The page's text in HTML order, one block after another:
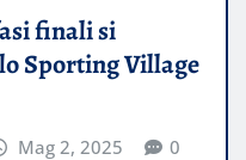
finali si
Sporting Village
Mag 2, 2025 0